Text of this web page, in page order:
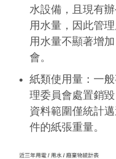
水設備，且現有
用水量，因此管
用水量不顯著增
會。
紙類使用量：一
理委員會處置銷
資料範圍僅統計
件的紙張重量。